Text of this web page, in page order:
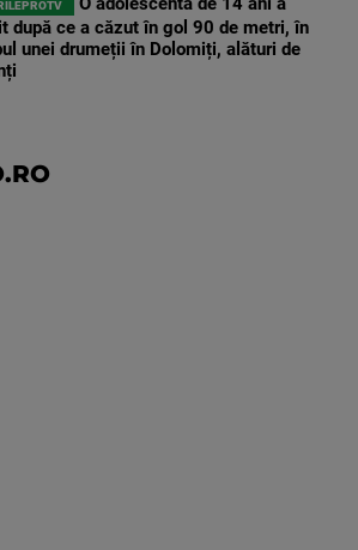
după ce a căzut în gol 90 de metri, în
unei drumeții în Dolomiți, alături de